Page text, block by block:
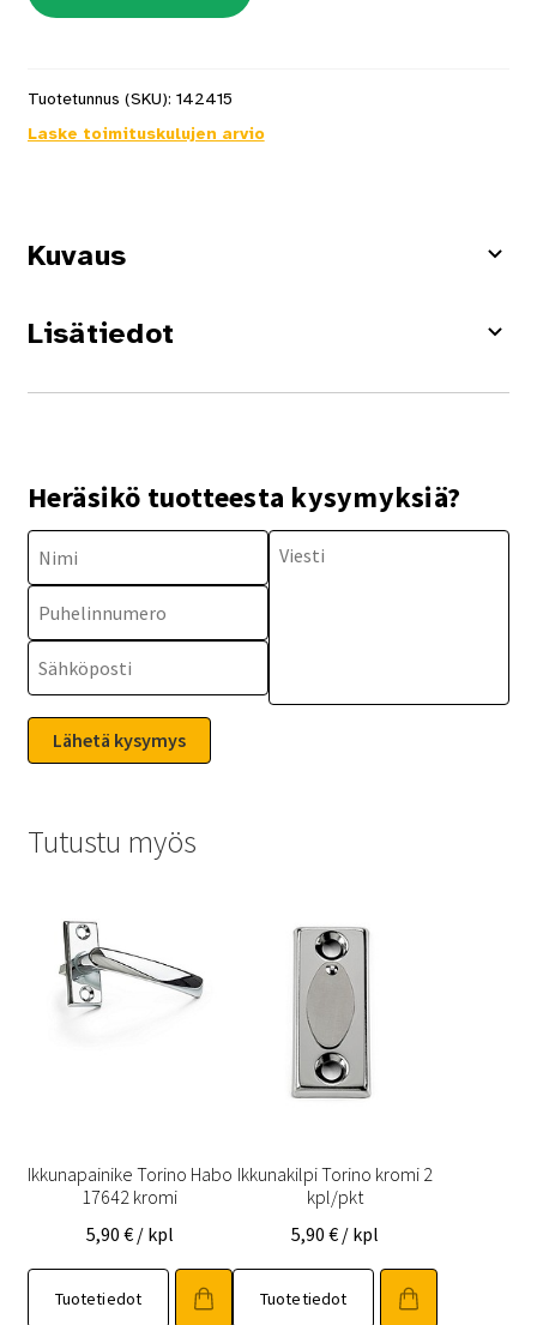
Tuotetunnus (SKU): 142415
Laske toimituskulujen arvio
Kuvaus
Lisätiedot
Heräsikö tuotteesta kysymyksiä?
Tutustu myös
Ikkunapainike Torino Habo
17642 kromi
5,90 € / kpl
Tuotetiedot
Ikkunakilpi Torino kromi 2
kpl/pkt
5,90€ / kpl
Tuotetiedot